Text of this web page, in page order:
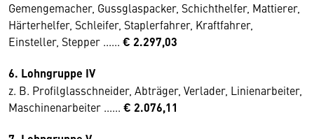
Gemengemacher, Gussglaspacker, Schichthelfer, Mattierer,
Härterhelfer, Schleifer, Staplerfahrer, Kraftfahrer,
Einsteller, Stepper ...... € 2.297,03
6. Lohngruppe IV
z. B. Profilglasschneider, Abträger, Verlader, Linienarbeiter,
Maschinenarbeiter ...... € 2.076,11